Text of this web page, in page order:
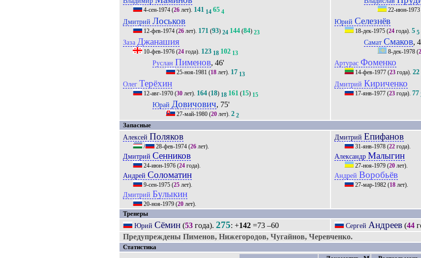
4-сен-1974 (26 лет). 141 14 65 4
ДмитрийЛоськов
12-фев-1974 (26 лет). 171 (93) 24 144 (84) 23
Заза Джанашия
10-фев-1976 (24 года). 123 18 102 13
РусланПименов, 46'
25-ноя-1981 (18лет). 17 13
ОлегТерёхин
12-авг-1970 (30 лет). 164 (18) 18 161 (15) 15
Юрай Довичович, 75'
27-май-1980(20лет). 2 2
22-июн-1973
ЮрийСелезнёв
18-дек-1975 (24 года).5 5
СаматСмаков,
8-дек-1978(
АртурасФоменко
14-фев-1977 (23 года).22
Дмитрий Кириченко
17-янв-1977 (23 года).77
Запасные
Алексей Поляков
/ 28-фев-1974 (26 лет).
ДмитрийСенников
24-июн-1976 (24 года).
АндрейСоломатин
9-сен-1975 (25 лет).
Дмитрий Булыкин
20-ноя-1979 (20 лет).
Дмитрий Епифанов
31-янв-1978 (22 года).
Александр Малыгин
27-ноя-1979 (20 лет).
Андрей Воробьёв
27-мар-1982 (18 лет).
Тренеры
ЮрийСёмин (53 года).275: +142 =73 –60 Сергей Андреев (44
Предупреждены Пименов, Нижегородов, Чугайнов, Черевченко.
Статистика